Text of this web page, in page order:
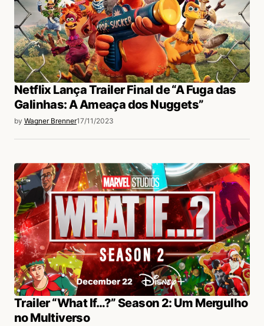
Netflix Lança Trailer Final de “A Fuga das
Galinhas: A Ameaça dos Nuggets”
by Wagner Brenner17/11/2023
Trailer “What If…?” Season 2: Um Mergulho
no Multiverso